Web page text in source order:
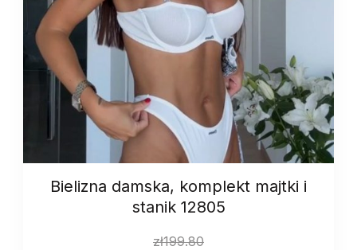
Bielizna damska, komplekt majtki i
stanik 12805
zł199.80